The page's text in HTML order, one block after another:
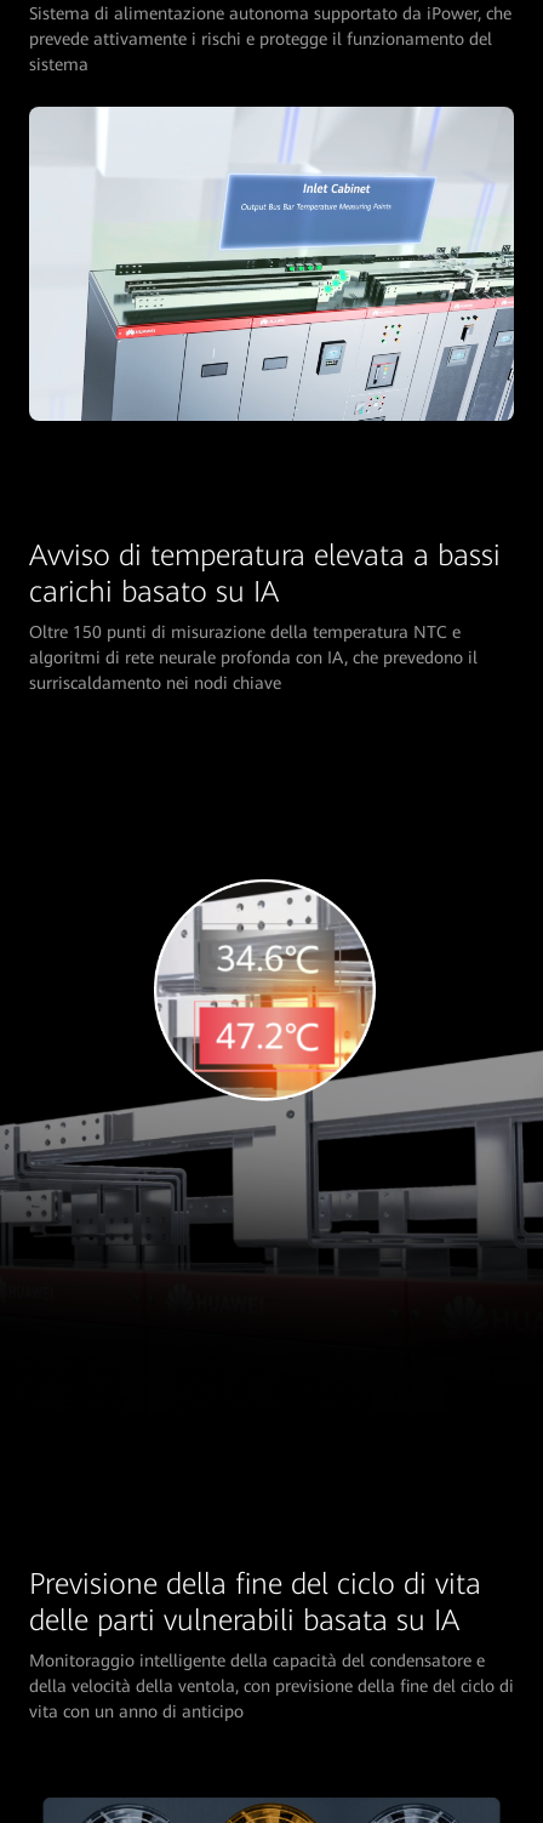
Sistema di alimentazione autonoma supportato da iPower, che
prevede attivamente i rischi e protegge il funzionamento del
sistema
Avviso di temperatura elevata a bassi
carichi basato su IA
Oltre 150 punti di misurazione della temperatura NTC e
algoritmi di rete neurale profonda con IA, che prevedono il
Previsione della fine del ciclo di vita
Monitoraggio intelligente della capacità del condensatore e
della velocità della ventola, con previsione della fine del ciclo di